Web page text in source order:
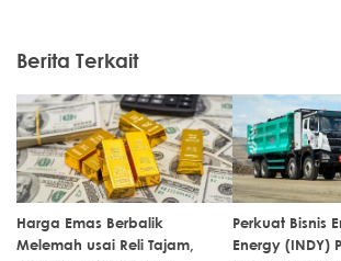
Berita Terkait
Harga Emas Berbalik
Melemah usai Reli Tajam,
Perkuat Bisnis
Energy (INDY)